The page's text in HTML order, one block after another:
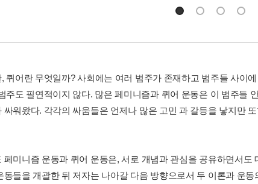
퀴어란 무엇일까? 사회에는 여러 범주가 존재하고 범주들 사이
주도 필연적이지 않다. 많은 페미니즘과 퀴어 운동은 이 범주들
싸워왔다. 각각의 싸움들은 언제나 많은 고민 과 갈등을 낳지만
페미니즘 운동과 퀴어 운동은, 서로 개념과 관심을 공유하면서도
동들을 개괄한 뒤 저자는 나아갈 다음 방향으로서 두 이론과 운